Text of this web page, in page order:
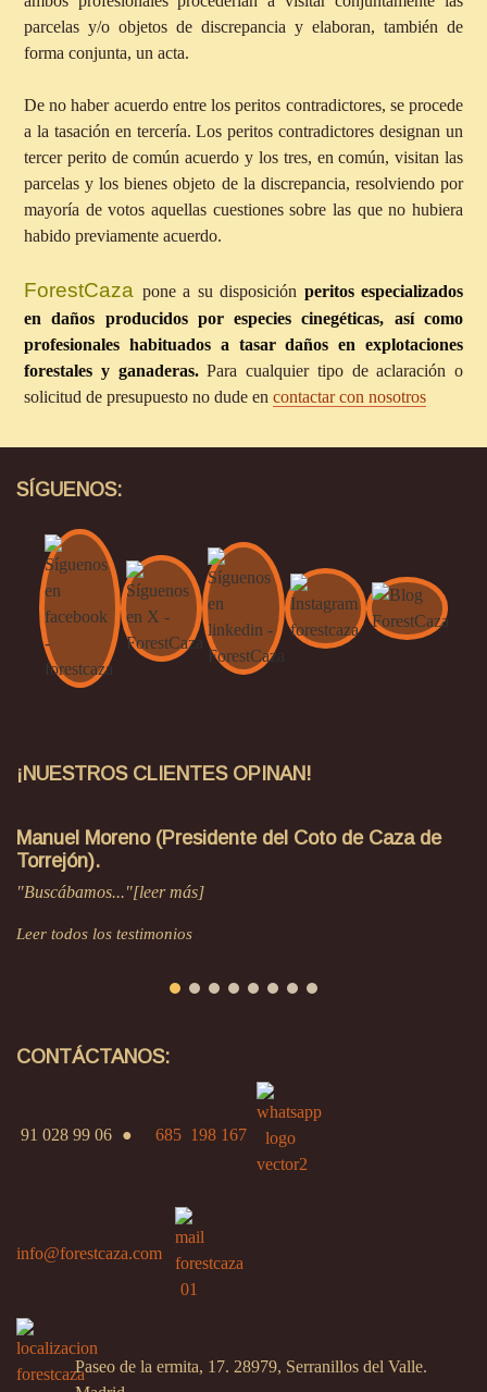
parcelas y/o objetos de discrepancia y elaboran, también de
forma conjunta, un acta.
De no haber acuerdo entre los peritos contradictores, se procede
a la tasación en tercería. Los peritos contradictores designan un
tercer perito de común acuerdo y los tres, en común, visitan las
parcelas y los bienes objeto de la discrepancia, resolviendo por
mayoría de votos aquellas cuestiones sobre las que no hubiera
habido previamente acuerdo.
ForestCaza pone a su disposición peritos especializados
en daños producidos por especies cinegéticas, así como
profesionales habituados a tasar daños en explotaciones
forestales y ganaderas.Para cualquier tipo de aclaración o
solicitud de presupuesto no dude en contactar con nosotros
SÍGUENOS:
¡NUESTROS CLIENTES OPINAN!
Manuel Moreno (Presidente del Coto de Caza de
Torrejón).
"Buscábamos..."[leer más]
Leer todos los testimonios
CONTÁCTANOS:
91 028 99 06 ● 685 198 167
info@forestcaza.com
Paseo de la ermita, 17. 28979, Serranillos del Valle.